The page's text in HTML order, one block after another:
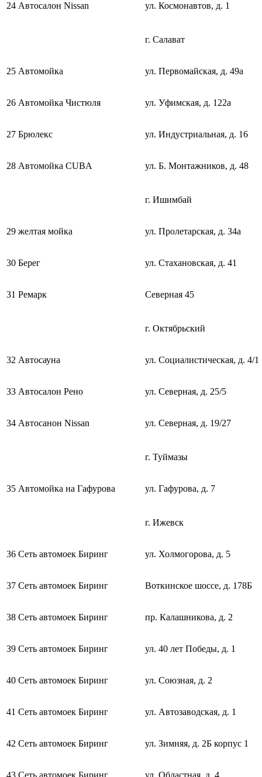
24 Автосалон Nissan ул. Космонавтов, д. 1
г. Салават
25 Автомойка ул. Первомайская, д. 49а
26 Автомойка Чистюля ул. Уфимская, д. 122а
27 Брюлекс ул. Индустриальная, д. 16
28 Автомойка CUBA ул. Б. Монтажников, д. 48
г. Ишимбай
29 желтая мойка ул. Пролетарская, д. 34а
30 Берег ул. Стахановская, д. 41
31 Ремарк Северная 45
г. Октябрьский
32 Автосауна ул. Социалистическая, д. 4/1
33 Автосалон Рено ул. Северная, д. 25/5
34 Автосанон Nissan ул. Северная, д. 19/27
г. Туймазы
35 Автомойка на Гафурова ул. Гафурова, д. 7
г. Ижевск
36 Сеть автомоек Биринг ул. Холмогорова, д. 5
37 Сеть автомоек Биринг Воткинское шоссе, д. 178Б
38 Сеть автомоек Биринг пр. Калашникова, д. 2
39 Сеть автомоек Биринг ул. 40 лет Победы, д. 1
40 Сеть автомоек Биринг ул. Союзная, д. 2
41 Сеть автомоек Биринг ул. Автозаводская, д. 1
42 Сеть автомоек Биринг ул. Зимняя, д. 2Б корпус 1
43 Сеть автомоек Биринг ул. Областная, д. 4